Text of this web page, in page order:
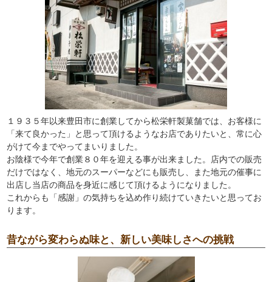
１９３５年以来豊田市に創業してから松栄軒製菓舗では、お客様に
「来て良かった」と思って頂けるようなお店でありたいと、常に心
がけて今までやってまいりました。
お陰様で今年で創業８０年を迎える事が出来ました。店内での販売
だけではなく、地元のスーパーなどにも販売し、また地元の催事に
出店し当店の商品を身近に感じて頂けるようになりました。
これからも「感謝」の気持ちを込め作り続けていきたいと思ってお
ります。
昔ながら変わらぬ味と、新しい美味しさへの挑戦